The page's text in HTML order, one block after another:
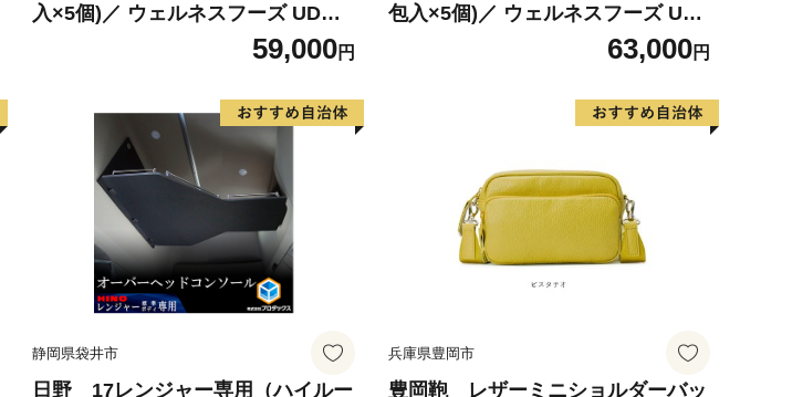
入×5個)／ ウェルネスフーズ UDA
バスグッズ 無添加 有機栽培 リラッ
クス ストレス解消 ボディケア 肌荒
れ改善 疲労回復 薬草 ハーブ 奈良県
59,000円
包入×5個)／ ウェルネスフーズ UD
A バスグッズ 無添加 有機栽培 リラ
ックス ストレス解消 ボディケア 肌
荒れ改善 疲労回復 薬草 ハーブ 奈良
63,000円
静岡県袋井市
日野 17レンジャー専用（ハイルー
兵庫県豊岡市
豊岡鞄 レザーミニショルダーバッ